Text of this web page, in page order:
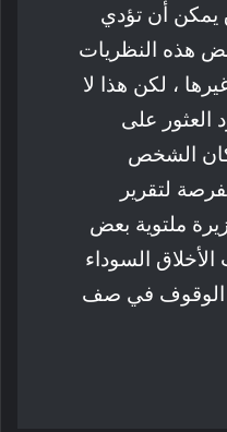
يمكن أن تؤدي
هذه النظريات
، لكن هذا لا
العثور على
كان الشخص
لتقرير
ملتوية بعض
السوداء
الوقوف في صف